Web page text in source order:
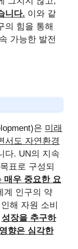
니다. 이와 같
의 힘을 통해
가능한 발전
은 미래
서도 자연환경
다. UN의 지속
표로 구성되
매우 중요한 요
계 인구의 약
해 자원 소비
성장을 추구하
향은 심각한